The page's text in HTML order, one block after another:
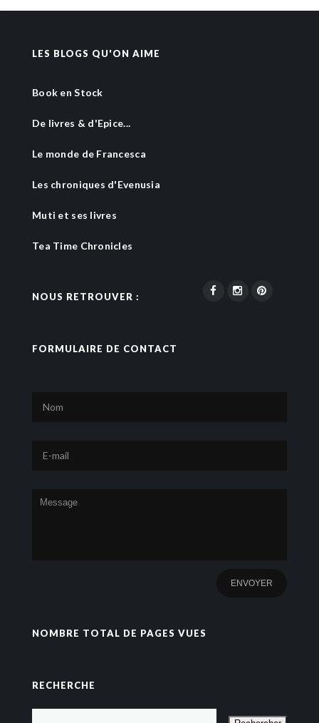
LES BLOGS QU'ON AIME
Book en Stock
De livres & d'Epice...
Le monde de Francesca
Les chroniques d'Evenusia
Muti et ses livres
Tea Time Chronicles
NOUS RETROUVER :
FORMULAIRE DE CONTACT
NOMBRE TOTAL DE PAGES VUES
RECHERCHE